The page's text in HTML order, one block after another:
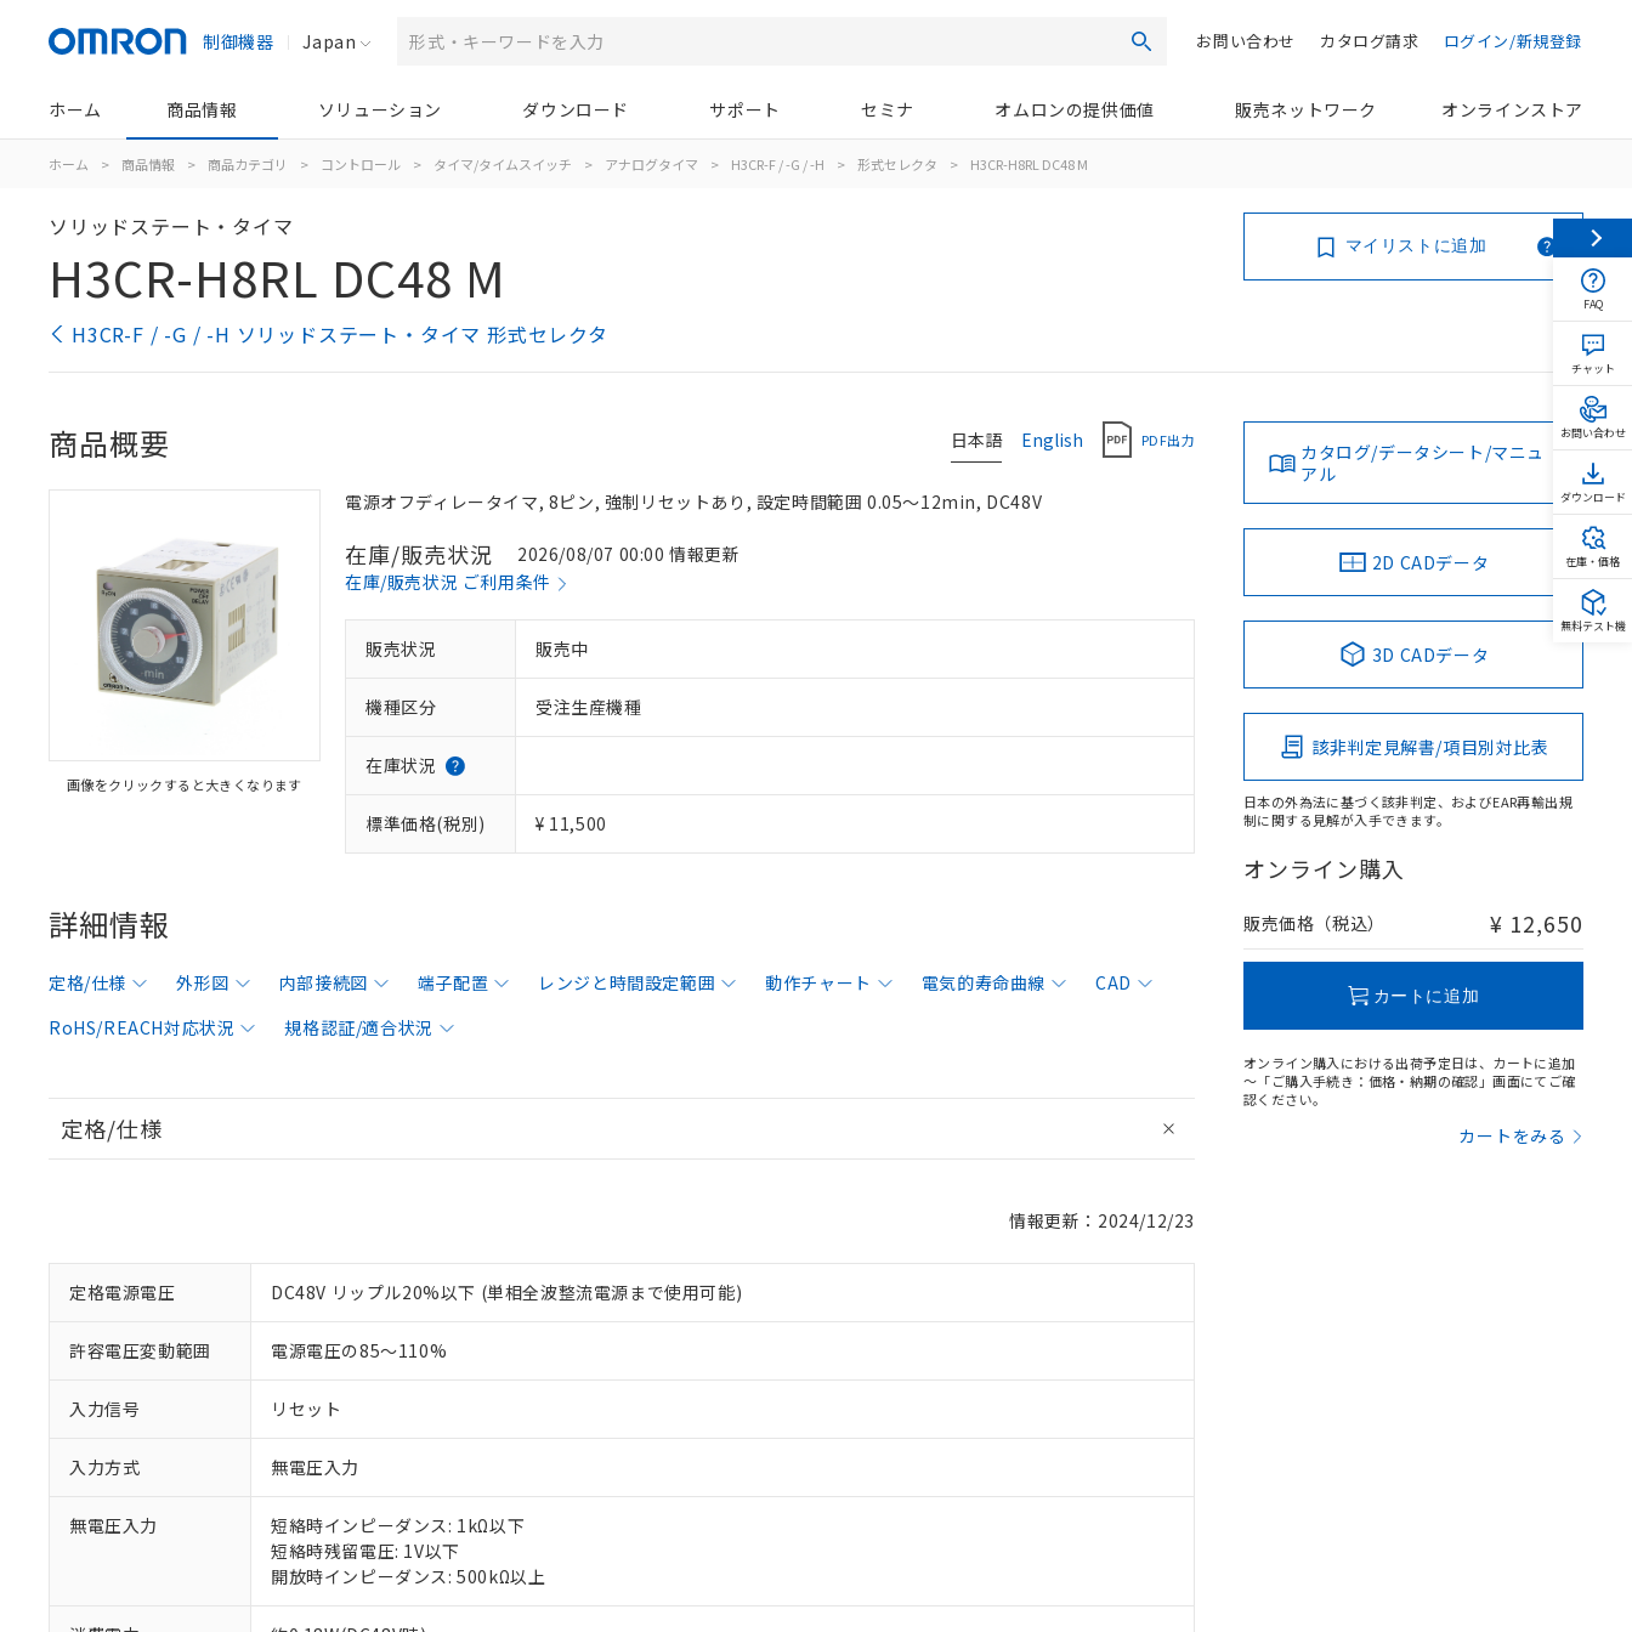
制御機器 Japan 検索 ログイン/新規登録
カタログ請求
お問い合わせ
ホーム 商品情報 ソリューション ダウンロード サポート セミナ オムロンの提供価値 販売ネットワーク オンラインストア
ホーム > 商品情報 > 商品カテゴリ > コントロール > タイマ/タイムスイッチ > アナログタイマ > H3CR-F / -G / -H > 形式セレクタ > H3CR-H8RL DC48 M
ソリッドステート・タイマ
H3CR-H8RL DC48 M
H3CR-F / -G / -H ソリッドステート・タイマ 形式セレクタ
マイリストに追加
日本語 English PDF出力
商品概要
画像をクリックすると大きくなります
電源オフディレータイマ, 8ピン, 強制リセットあり, 設定時間範囲 0.05～12min, DC48V
在庫/販売状況
2026/08/07 00:00 情報更新
在庫/販売状況 ご利用条件
販売状況 販売中
機種区分 受注生産機種
在庫状況
標準価格(税別) ¥ 11,500
詳細情報
定格/仕様 外形図 内部接続図 端子配置 レンジと時間設定範囲 動作チャート 電気的寿命曲線
CAD
RoHS/REACH対応状況
規格認証/適合状況
定格/仕様
情報更新：2024/12/23
定格電源電圧 DC48V リップル20%以下 (単相全波整流電源まで使用可能)
許容電圧変動範囲 電源電圧の85～110%
入力信号 リセット
入力方式 無電圧入力
無電圧入力
短絡時インピーダンス: 1kΩ以下
短絡時残留電圧: 1V以下
開放時インピーダンス: 500kΩ以上
カタログ/データシート/マニュ
アル
2D CADデータ
3D CADデータ
該非判定見解書/項目別対比表
日本の外為法に基づく該非判定、およびEAR再輸出規
制に関する見解が入手できます。
オンライン購入
販売価格（税込） ¥ 12,650
カートに追加
オンライン購入における出荷予定日は、カートに追加
～「ご購入手続き：価格・納期の確認」画面にてご確
認ください。
カートをみる
FAQ
チャット
お問い合わせ
ダウンロード
在庫・価格
無料テスト機